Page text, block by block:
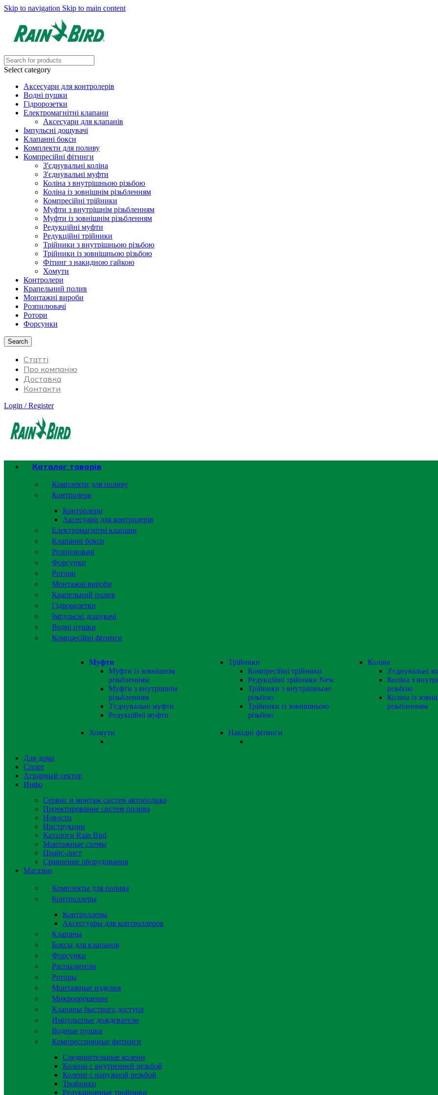
Skip to navigation Skip to main content
Select category
Аксесуари для контролерів
Водні пушки
Гідророзетки
Електромагнітні клапани
Аксесуари для клапанів
Імпульсні дощувачі
Клапанні бокси
Комплекти для поливу
Компресійні фітинги
З'єднувальні коліна
З'єднувальні муфти
Коліна з внутрішньою різьбою
Коліна із зовнішнім різьбленням
Компресійні трійники
Муфти з внутрішнім різьбленням
Муфти із зовнішнім різьбленням
Редукційні муфти
Редукційні трійники
Трійники з внутрішньою різьбою
Трійники із зовнішньою різьбою
Фітинг з накидною гайкою
Хомути
Контролери
Крапельний полив
Монтажні вироби
Розпилювачі
Ротори
Форсунки
Search
Статті
Про компанію
Доставка
Контакти
Login / Register
Каталог товарів
Комплекти для поливу
Контролери
Контролери
Аксесуари для контролерів
Електромагнітні клапани
Клапанні бокси
Розпилювачі
Форсунки
Ротори
Монтажні вироби
Крапельний полив
Гідророзетки
Імпульсні дощувачі
Водні пушки
Компресійні фітинги
Муфти
Муфти із зовнішнім
різьбленням
Муфти з внутрішнім
різьбленням
З'єднувальні муфти
Редукційні муфти
Трійники
Компресійні трійники
Редукційні трійники New
Трійники з внутрішньою
різьбою
Трійники із зовнішньою
різьбою
Коліна
З'єднувальні
Коліна з
різьбою
Коліна із
різьбленням
Хомути Накідні фітинги
Для дома
Спорт
Аграрный сектор
Инфо
Сервис и монтаж систем автополива
Проектирование систем полива
Новости
Инструкции
Каталоги Rain Bird
Монтажные схемы
Прайс-лист
Сравнение оборудования
Магазин
Комплекты для полива
Контроллеры
Контроллеры
Аксессуары для контроллеров
Клапаны
Боксы для клапанов
Форсунки
Распылители
Роторы
Монтажные изделия
Микроорошение
Клапаны быстрого доступа
Импульсные дождеватели
Водные пушки
Компрессионные фитинги
Соединительные колени
Колени с внутренней резьбой
Колени с наружной резьбой
Тройники
Редукционные тройники